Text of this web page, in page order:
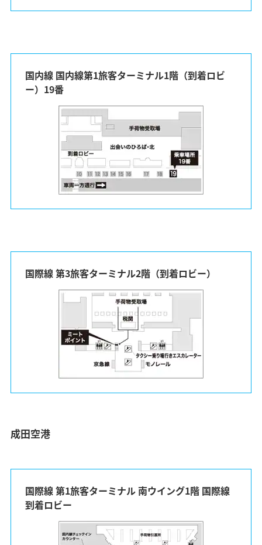
国内線 国内線第1旅客ターミナル1階（到着ロビ
ー）19番
国際線 第3旅客ターミナル2階（到着ロビー）
成田空港
国際線 第1旅客ターミナル 南ウイング1階 国際線
到着ロビー